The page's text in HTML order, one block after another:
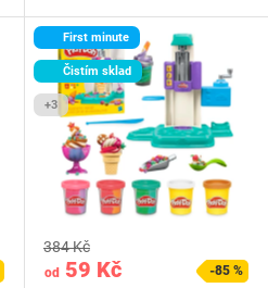
First minute
Čistím sklad
+3
od 59 Kč
384 Kč
-85 %